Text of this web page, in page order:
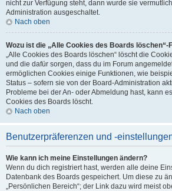
nicht zur Verfügung steht, dann wurde sie
Administration ausgeschaltet.
Nach oben
Wozu ist die „Alle Cookies des Boards löschen“-
„Alle Cookies des Boards löschen“ löscht die
und die dafür sorgen, dass du im Forum
ermöglichen Cookies einige Funktionen, wie
Status – sofern sie von der Board-Administration
Probleme bei der An- oder Abmeldung hast, kann
Cookies des Boards löscht.
Nach oben
Benutzerpräferenzen und -
Wie kann ich meine Einstellungen ändern?
Wenn du dich registriert hast, werden alle deine
Datenbank des Boards gespeichert. Um diese zu
„Persönlichen Bereich“; der Link dazu wird meist